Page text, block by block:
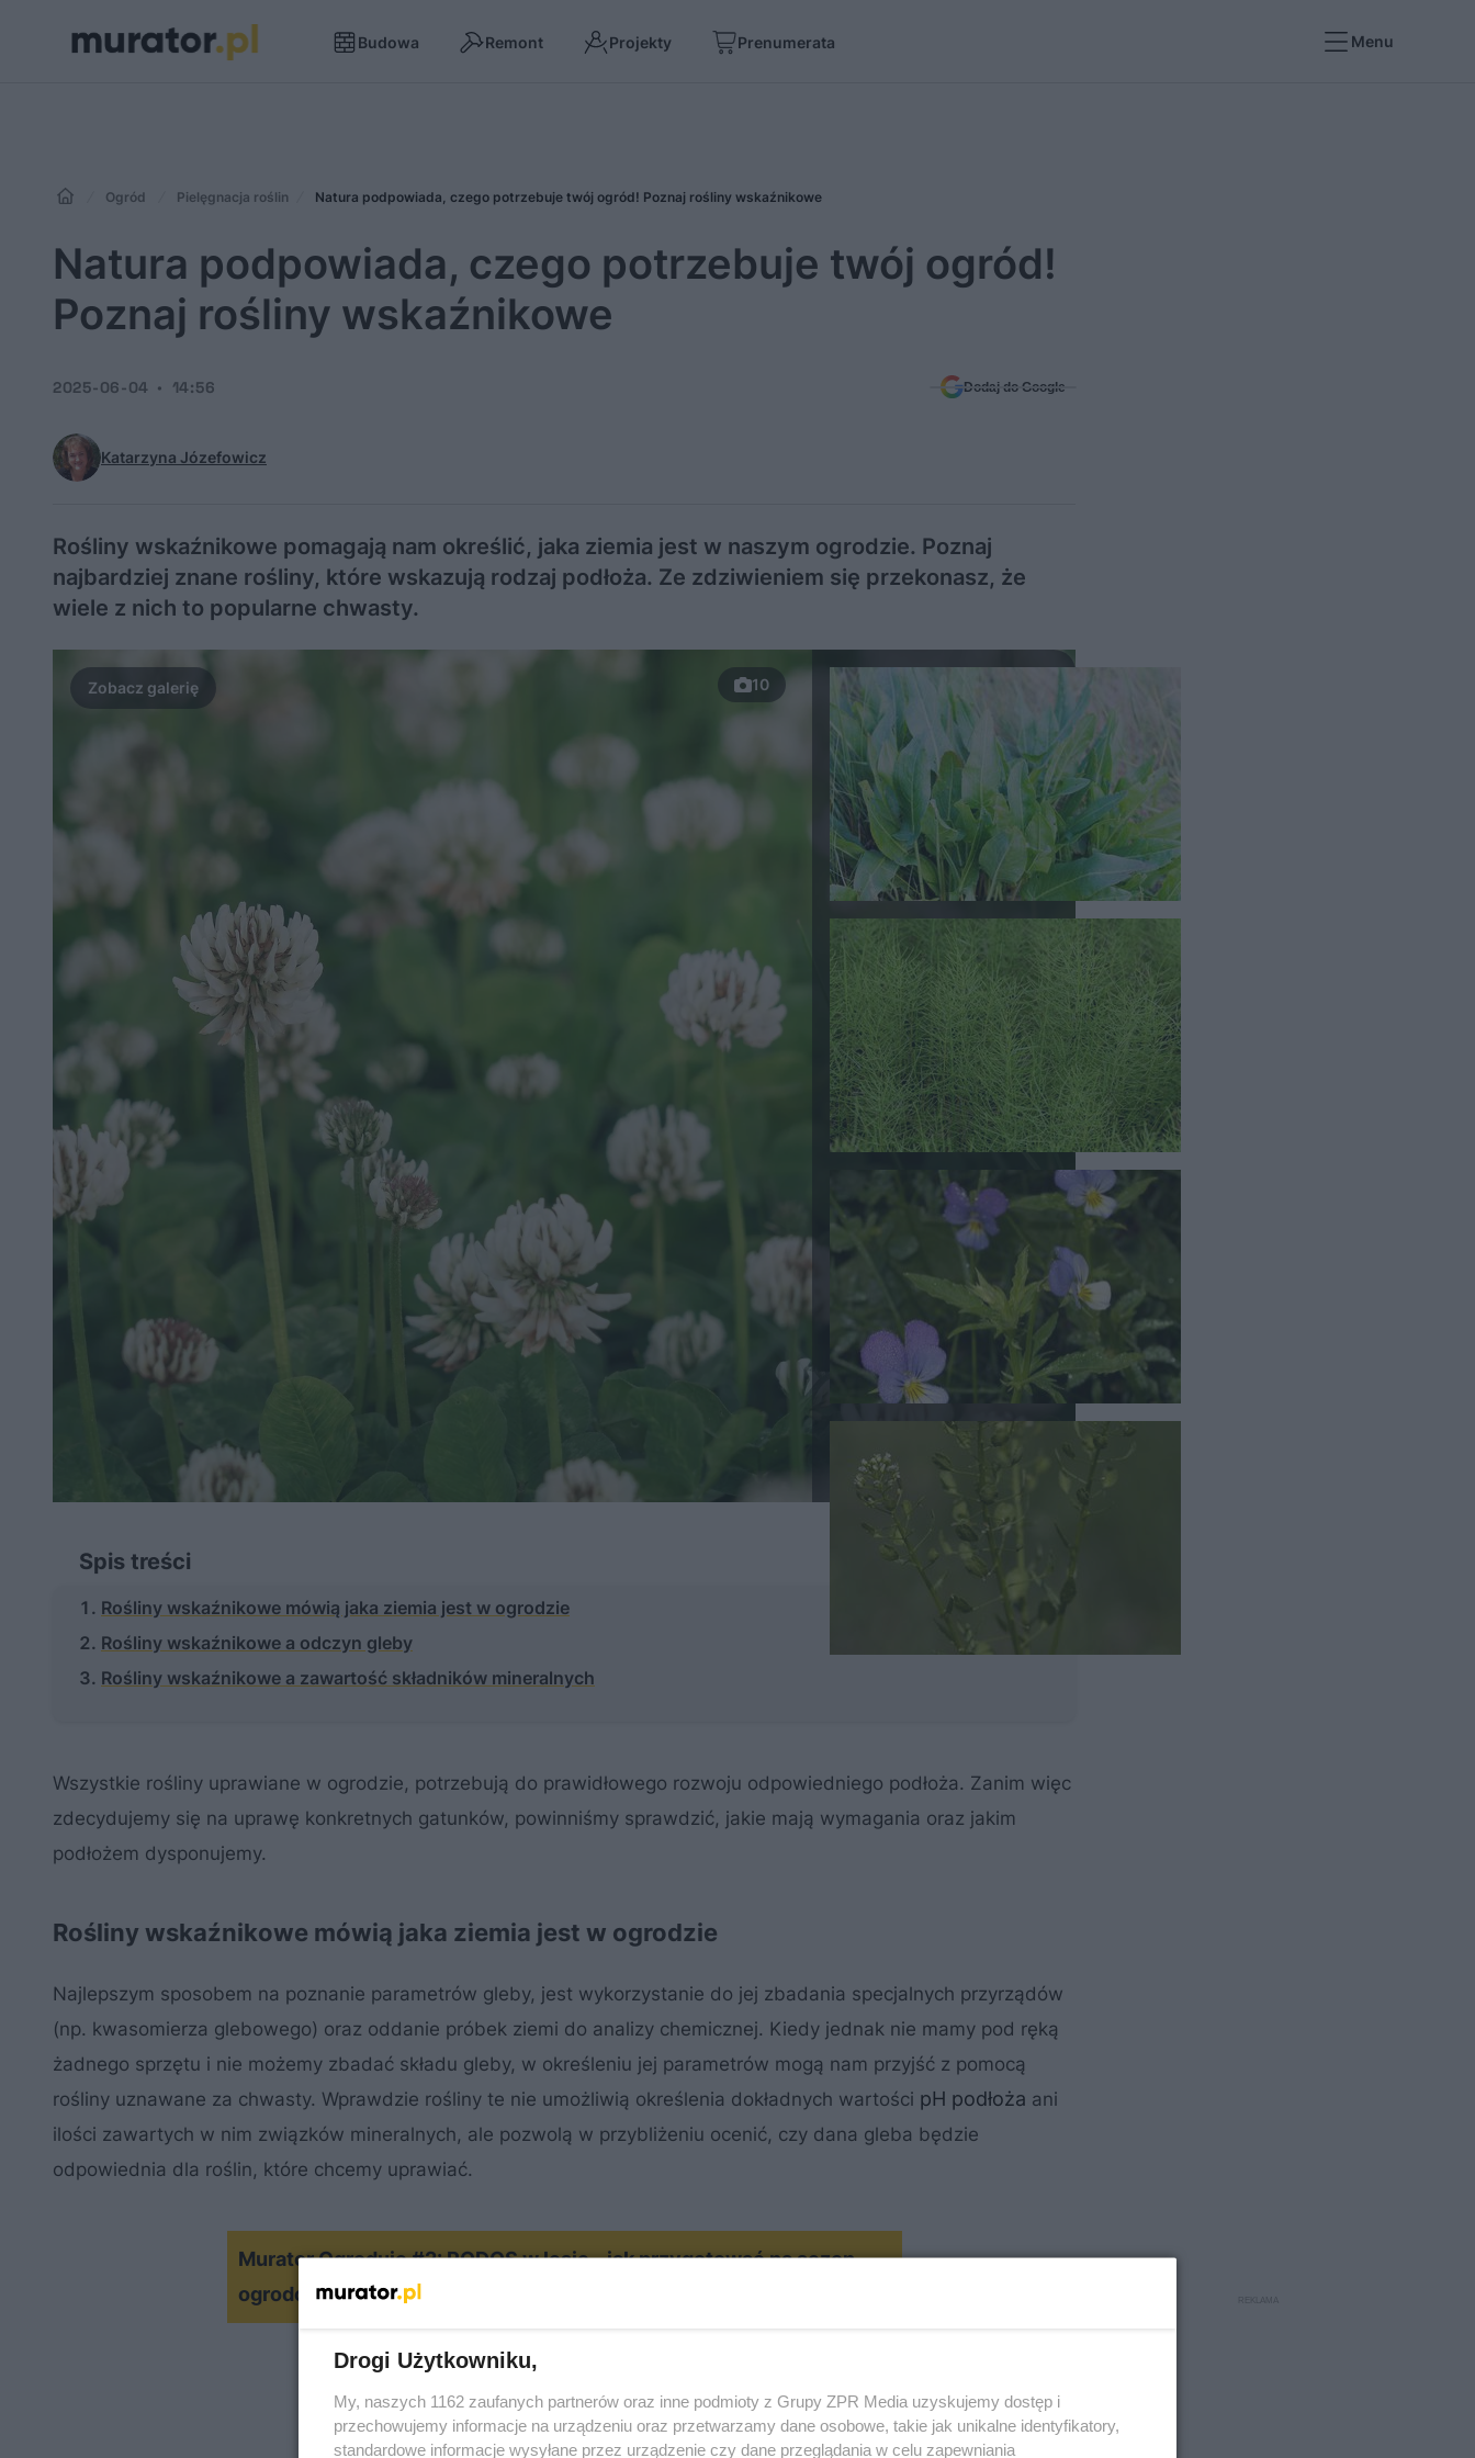
Budowa Remont Projekty Prenumerata Menu
Ogród Pielęgnacja roślin Natura podpowiada, czego potrzebuje twój ogród! Poznaj rośliny wskaźnikowe
Natura podpowiada, czego potrzebuje twój ogród!
Poznaj rośliny wskaźnikowe
Katarzyna Józefowicz
2025-06-04 14:56 Dodaj do Google
Rośliny wskaźnikowe pomagają nam określić, jaka ziemia jest w naszym ogrodzie. Poznaj
najbardziej znane rośliny, które wskazują rodzaj podłoża. Ze zdziwieniem się przekonasz, że
wiele z nich to popularne chwasty.
10
Spis treści
Rośliny wskaźnikowe mówią jaka ziemia jest w ogrodzie
Rośliny wskaźnikowe a odczyn gleby
Rośliny wskaźnikowe a zawartość składników mineralnych
Wszystkie rośliny uprawiane w ogrodzie, potrzebują do prawidłowego rozwoju odpowiedniego podłoża. Zanim więc
zdecydujemy się na uprawę konkretnych gatunków, powinniśmy sprawdzić, jakie mają wymagania oraz jakim
podłożem dysponujemy.
Rośliny wskaźnikowe mówią jaka ziemia jest w ogrodzie
Najlepszym sposobem na poznanie parametrów gleby, jest wykorzystanie do jej zbadania specjalnych przyrządów
(np. kwasomierza glebowego) oraz oddanie próbek ziemi do analizy chemicznej. Kiedy jednak nie mamy pod ręką
żadnego sprzętu i nie możemy zbadać składu gleby, w określeniu jej parametrów mogą nam przyjść z pomocą
rośliny uznawane za chwasty. Wprawdzie rośliny te nie umożliwią określenia dokładnych wartości pH podłoża ani
ilości zawartych w nim związków mineralnych, ale pozwolą w przybliżeniu ocenić, czy dana gleba będzie
odpowiednia dla roślin, które chcemy uprawiać.
Murator Ogroduje #2: RODOS w lesie - jak przygotować na sezon
ogrodowy?
Drogi Użytkowniku,
My, naszych 1162 zaufanych partnerów oraz inne podmioty z Grupy ZPR Media uzyskujemy dostęp i
przechowujemy informacje na urządzeniu oraz przetwarzamy dane osobowe, takie jak unikalne identyfikatory,
standardowe informacje wysyłane przez urządzenie czy dane przeglądania w celu zapewniania